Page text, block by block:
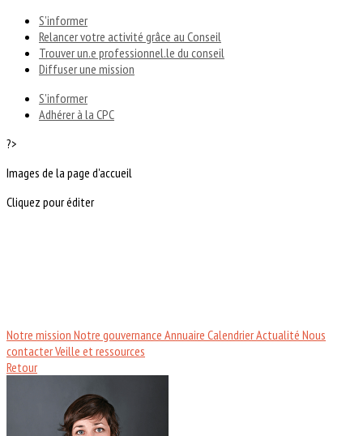
S'informer
Relancer votre activité grâce au Conseil
Trouver un.e professionnel.le du conseil
Diffuser une mission
S'informer
Adhérer à la CPC
?>
Images de la page d'accueil
Cliquez pour éditer
Notre mission Notre gouvernance Annuaire CalendrierActualité Nous
contacterVeille et ressources
Retour